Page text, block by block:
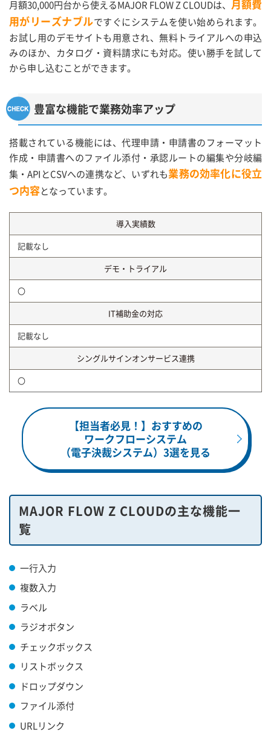
月額30,000円台から使えるMAJOR FLOW Z CLOUDは、 月額費
用がリーズナブルですぐにシステムを使い始められます。
お試し用のデモサイトも用意され、無料トライアルへの申込
みのほか、カタログ・資料請求にも対応。使い勝手を試して
から申し込むことができます。
豊富な機能で業務効率アップ
搭載されている機能には、代理申請・申請書のフォーマット
作成・申請書へのファイル添付・承認ルートの編集や分岐編
集・APIとCSVへの連携など、いずれも業務の効率化に役立
つ内容となっています。
導入実績数
記載なし
デモ・トライアル
〇
IT補助金の対応
記載なし
シングルサインオンサービス連携
〇
【担当者必見！】おすすめの
ワークフローシステム
（電子決裁システム）3選を見る
MAJOR FLOW Z CLOUDの主な機能一
覧
一行入力
複数入力
ラベル
ラジオボタン
チェックボックス
リストボックス
ドロップダウン
ファイル添付
URLリンク